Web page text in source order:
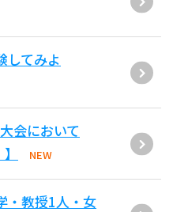
してみよ
会において
NEW
・教授1人・女